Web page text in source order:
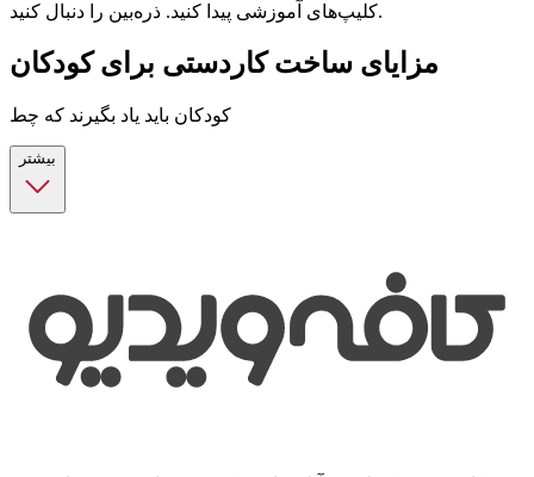
کلیپ‌های آموزشی پیدا کنید. ذره‌بین را دنبال کنید.
مزایای ساخت کاردستی برای کودکان
کودکان باید یاد بگیرند که چط
بیشتر